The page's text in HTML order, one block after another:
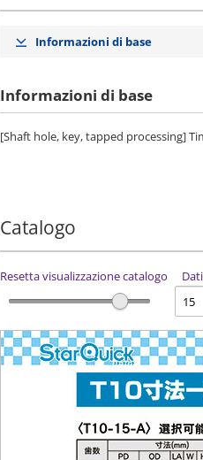
Informazioni di base
Informazioni di base
[Shaft hole, key, tapped processing]
Catalogo
Resetta visualizzazione catalogo